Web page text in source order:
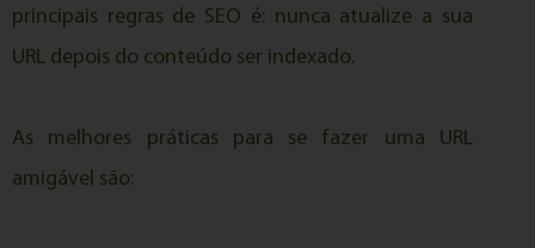
principais regras de SEO é: nunca atualize a sua
URL depois do conteúdo ser indexado.
As melhores práticas para se fazer uma URL
amigável são: